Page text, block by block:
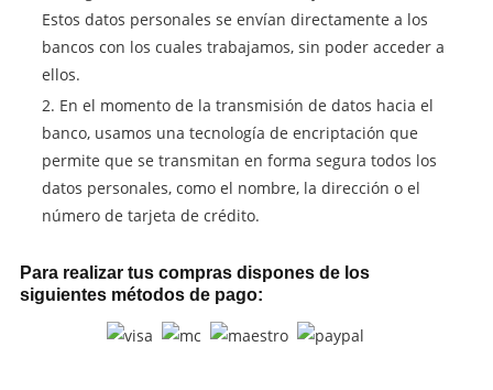
Estos datos personales se envían directamente a los
bancos con los cuales trabajamos, sin poder acceder a
ellos.
En el momento de la transmisión de datos hacia el
banco, usamos una tecnología de encriptación que
permite que se transmitan en forma segura todos los
datos personales, como el nombre, la dirección o el
número de tarjeta de crédito.
Para realizar tus compras dispones de los
siguientes métodos de pago: